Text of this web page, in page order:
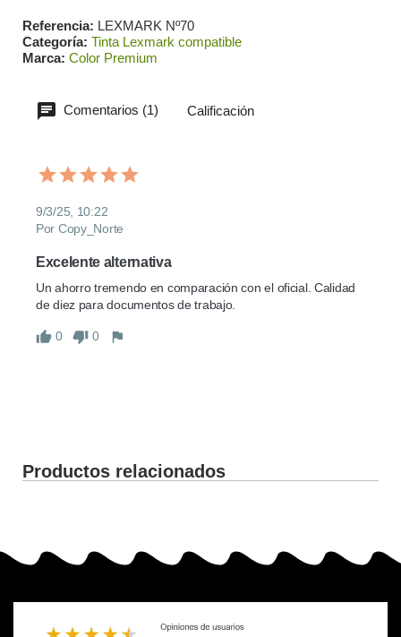
Referencia LEXMARK Nº70
Categoría Tinta Lexmark compatible
Marca Color Premium
Comentarios (1) Calificación
9/3/25, 10:22
Por Copy_Norte
Excelente alternativa
Un ahorro tremendo en comparación con el oficial. Calidad
de diez para documentos de trabajo.
0 0
Productos relacionados